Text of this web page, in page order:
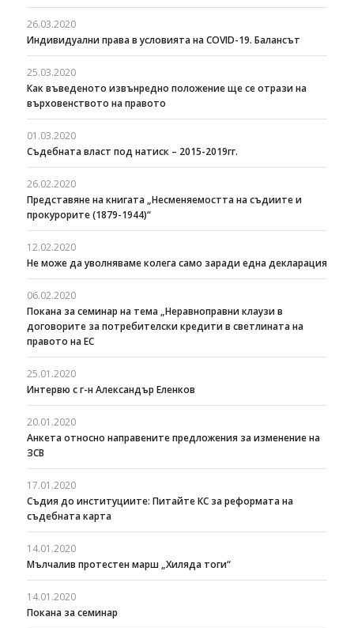
26.03.2020
Индивидуални права в условията на COVID-19. Балансът
25.03.2020
Как въведеното извънредно положение ще се отрази на
върховенството на правото
01.03.2020
Съдебната власт под натиск – 2015-2019гг.
26.02.2020
Представяне на книгата „Несменяемостта на съдиите и
прокурорите (1879-1944)“
12.02.2020
Не може да уволняваме колега само заради една декларация
06.02.2020
Покана за семинар на тема „Неравноправни клаузи в
договорите за потребителски кредити в светлината на
правото на ЕС
25.01.2020
Интервю с г-н Александър Еленков
20.01.2020
Анкета относно направените предложения за изменение на
ЗСВ
17.01.2020
Съдия до институциите: Питайте КС за реформата на
съдебната карта
14.01.2020
Мълчалив протестен марш „Хиляда тоги“
14.01.2020
Покана за семинар